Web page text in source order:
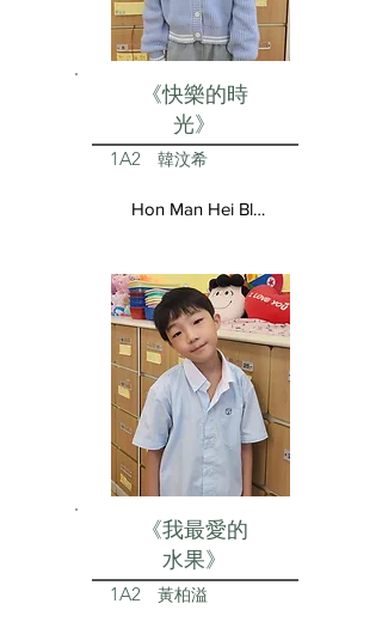
《快樂的時
光》
1A2 韓汶希
Hon Man Hei Blair
《我最愛的
水果》
1A2 黃柏溢